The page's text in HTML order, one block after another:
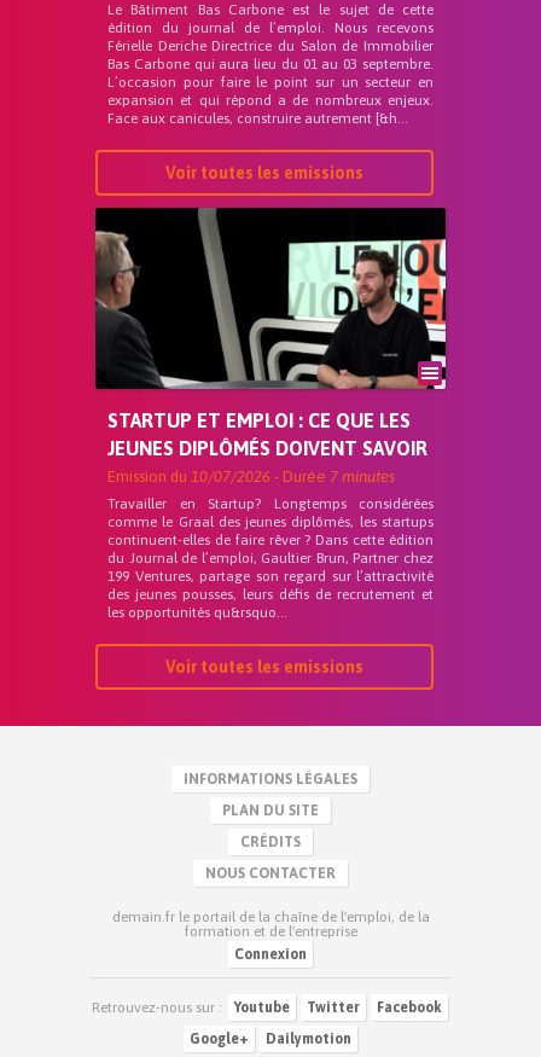
Le Bâtiment Bas Carbone est le sujet de cette
édition du journal de l’emploi. Nous recevons
Férielle Deriche Directrice du Salon de Immobilier
Bas Carbone qui aura lieu du 01 au 03 septembre.
L’occasion pour faire le point sur un secteur en
expansion et qui répond a de nombreux enjeux.
Face aux canicules, construire autrement [&h...
Voir toutes les emissions
STARTUP ET EMPLOI : CE QUE LES
JEUNES DIPLÔMÉS DOIVENT SAVOIR
Emission du 10/07/2026 - Durée 7 minutes
Travailler en Startup? Longtemps considérées
comme le Graal des jeunes diplômés, les startups
continuent-elles de faire rêver ? Dans cette édition
du Journal de l’emploi, Gaultier Brun, Partner chez
199 Ventures, partage son regard sur l’attractivité
des jeunes pousses, leurs défis de recrutement et
les opportunités qu&rsquo...
Voir toutes les emissions
INFORMATIONS LÉGALES
PLAN DU SITE
CRÉDITS
NOUS CONTACTER
demain.fr le portail de la chaîne de l'emploi, de la
formation et de l'entreprise
Connexion
Retrouvez-nous sur : Youtube Twitter
Facebook
Google+
Dailymotion